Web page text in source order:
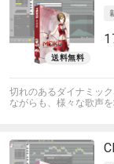
切れのあるダイナミッ
ながらも、様々な歌声